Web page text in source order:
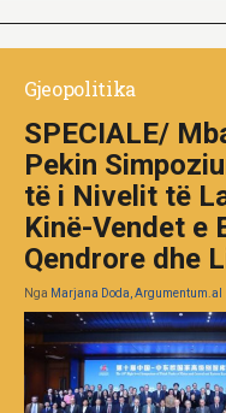
Gjeopolitika
SPECIALE/
Pekin
të i Nivelit të
Kinë-Vendet e
Qendrore dhe
Nga Marjana Doda, Argumentum.al